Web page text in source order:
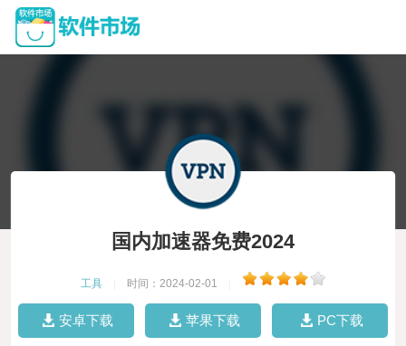
国内加速器免费2024
工具 时间：2024-02-01
安卓下载 苹果下载 PC下载